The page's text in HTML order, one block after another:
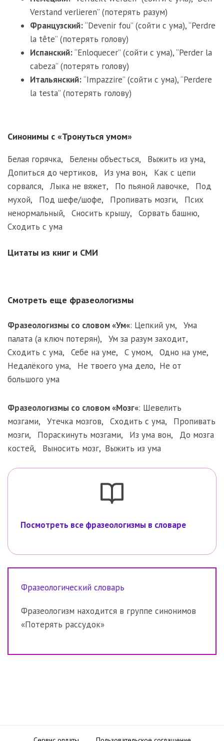
Verstand verlieren” (потерять разум)
Французский:“Devenir fou” (сойти с ума), “Perdre
la tête” (потерять голову)
Испанский:“Enloquecer” (сойти с ума), “Perder la
cabeza” (потерять голову)
Итальянский:“Impazzire” (сойти с ума), “Perdere
la testa” (потерять голову)
Синонимы с «Тронуться умом»
Белая горячка, Белены объесться, Выжить из ума,
Допиться до чертиков, Из ума вон, Как с цепи
сорвался, Лыка не вяжет, По пьяной лавочке, Под
мухой, Под шефе/шофе, Пропивать мозги, Псих
ненормальный, Сносить крышу, Сорвать башню,
Сходить с ума
Цитаты из книг и СМИ
Смотреть еще фразеологизмы
Фразеологизмы со словом «Ум«: Цепкий ум, Ума
палата (а ключ потерян), Ум за разум заходит,
Сходить с ума, Себе на уме, С умом, Одно на уме,
Недалёкого ума, Не твоего ума дело, Не от
большого ума
Фразеологизмы со словом «Мозг«: Шевелить
мозгами, Утечка мозгов, Сходить с ума, Пропивать
мозги, Пораскинуть мозгами, Из ума вон, До мозга
костей, Выносить мозг, Выжить из ума
Посмотреть все фразеологизмы в словаре
Фразеологический словарь
Фразеологизм находится в группе синонимов
«Потерять рассудок»